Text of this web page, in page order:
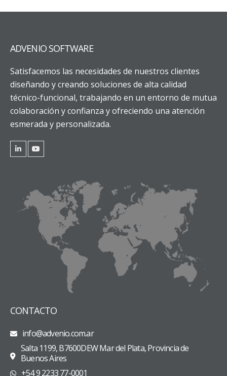
ADVENIO SOFTWARE
Satisfacemos las necesidades de nuestros clientes
diseñando y creando soluciones de alta calidad
técnico-funcional, trabajando en un entorno de mutua
colaboración y confianza y ofreciendo una atención
esmerada y personalizada.
CONTACTO
info@advenio.com.ar
Salta 1199, B7600DEW Mar del Plata, Provincia de
Buenos Aires
+54 9 2233 77-0001